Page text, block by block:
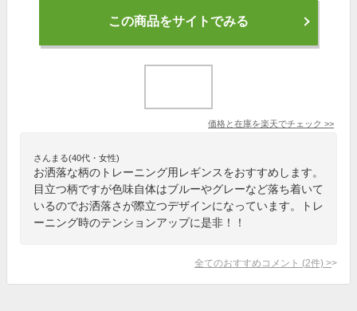
この商品をサイトでみる
価格と在庫を楽天でチェック >>
さんまる(40代・女性)
お洒落な柄のトレーニング用レギンスをおすすめします。
目立つ柄ですが色味自体はブルーやグレーなど落ち着いて
いるのでお洒落さが際立つデザインになっています。トレ
ーニング時のテンションアップに是非！！
全てのおすすめコメント (2件) >